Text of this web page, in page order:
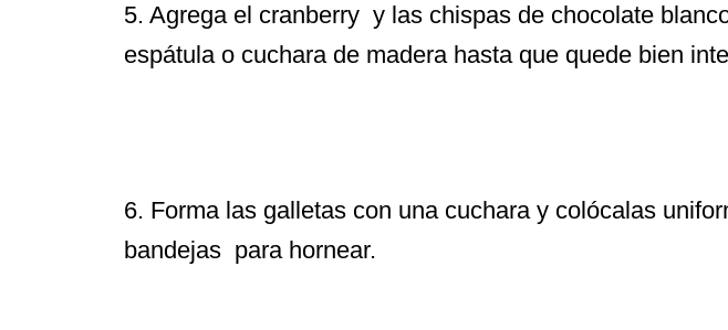
5. Agrega el cranberry y las chispas de chocolate
espátula o cuchara de madera hasta que quede bien
6. Forma las galletas con una cuchara y colócalas
bandejas para hornear.